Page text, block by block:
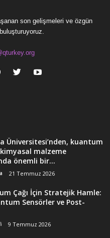
son gelişmeleri ve özgün
Üniversitesi’nden, kuantum
malzeme
önemli bir...
21 Temmuz 2026
Çağı İçin Stratejik Hamle:
Sensörler ve Post-
9 Temmuz 2026